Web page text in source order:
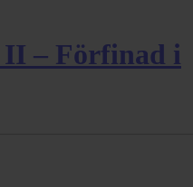
II – Förfinad i